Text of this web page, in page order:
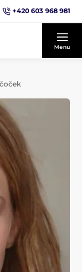
+420 603 968 981
Menu